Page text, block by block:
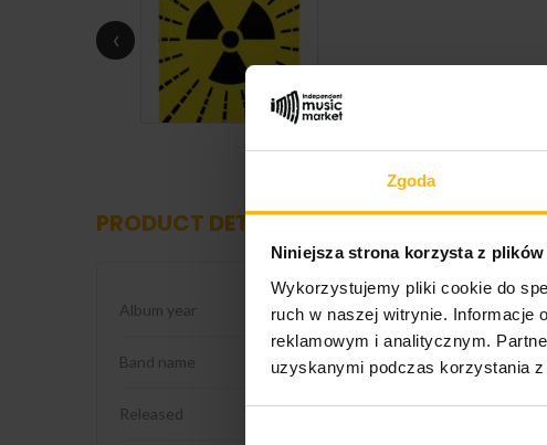
Zgoda
Niniejsza strona korzysta z
Wykorzystujemy pliki cookie do
ruch w naszej witrynie. Informacje
reklamowym i analitycznym.
uzyskanymi podczas korzystania z
‹
PRODUCT DETAILS
Album year 1975
Band name Kraftwerk
Released